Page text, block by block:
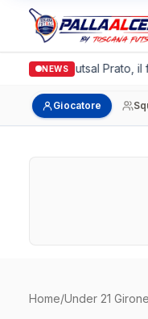
NEWS
Italgronda Futsal Prato, il
Giocatore
Home/Under 21